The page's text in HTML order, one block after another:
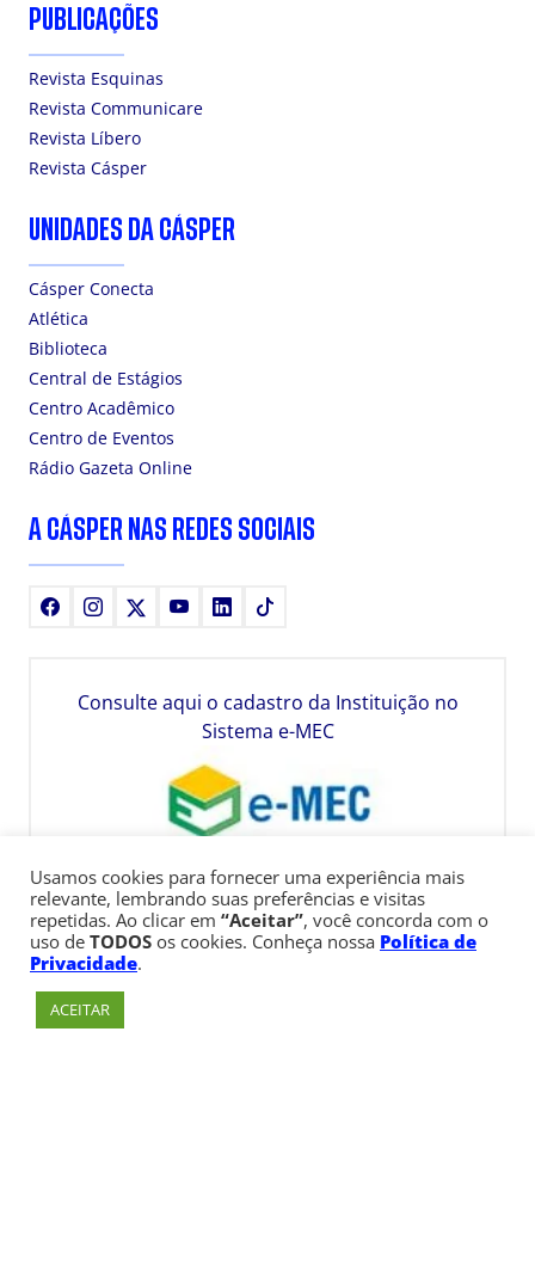
PUBLICAÇÕES
Revista Esquinas
Revista Communicare
Revista Líbero
Revista Cásper
UNIDADES DA CÁSPER
Cásper Conecta
Atlética
Biblioteca
Central de Estágios
Centro Acadêmico
Centro de Eventos
Rádio Gazeta Online
A CÁSPER NAS REDES SOCIAIS
FacebookInstagram YoutubeLinkedIn
Consulte aqui o cadastro da Instituição no
Sistema e-MEC
Usamos cookies para fornecer uma experiência mais
relevante, lembrando suas preferências e visitas
repetidas. Ao clicar em “Aceitar”, você concorda com o
uso de TODOS os cookies. Conheça nossa Política de
Privacidade.
ACEITAR